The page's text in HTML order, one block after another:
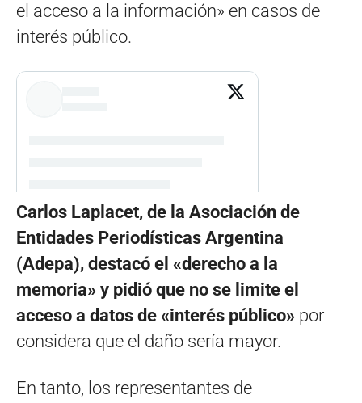
el acceso a la información» en casos de
interés público.
Carlos Laplacet, de la Asociación de
Entidades Periodísticas Argentina
(Adepa), destacó el «derecho a la
memoria» y pidió que no se limite el
acceso a datos de «interés público» por
considera que el daño sería mayor.
En tanto, los representantes de